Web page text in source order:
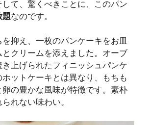
て、驚くべきことに、このパン
題なのです。
抑え、一枚のパンケーキをお皿
クリームを添えました。オーブ
き上げられたフィニッシュパンケ
ットケーキとは異なり、もちも
の豊かな風味が特徴です。素朴
れない味わい。